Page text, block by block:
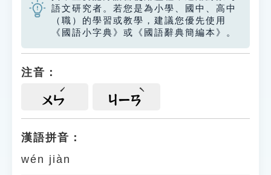
語文研究者。若您是為小學、國中、高中
（職）的學習或教學，建議您優先使用
《國語小字典》或《國語辭典簡編本》。
注音：
ㄨㄣ ㄐㄧㄢ
漢語拼音：
wén jiàn